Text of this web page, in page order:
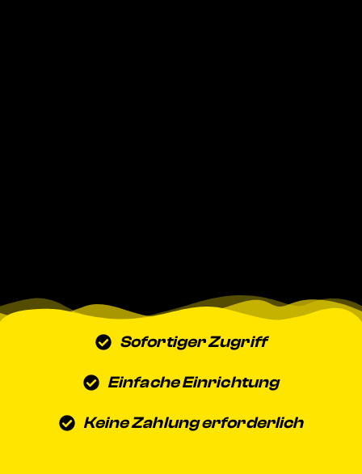
Sofortiger Zugriff
Einfache Einrichtung
Keine Zahlung erforderlich